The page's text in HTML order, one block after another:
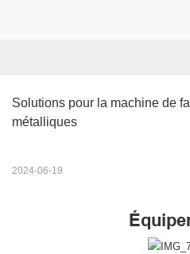
Solutions pour la machine de
métalliques
2024-06-19